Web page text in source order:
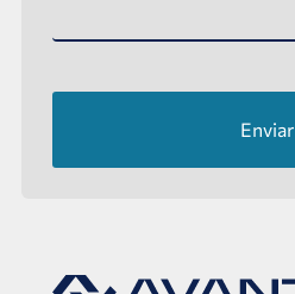
Enviar